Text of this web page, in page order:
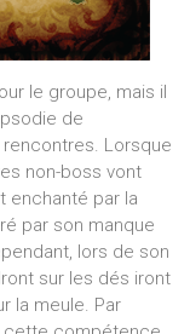
le groupe, mais il
de
Lorsque
non-boss vont
enchanté par la
par son manque
lors de son
sur les dés iront
la meule. Par